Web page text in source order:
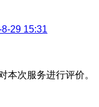
29 15:31
本次服务进行评价。